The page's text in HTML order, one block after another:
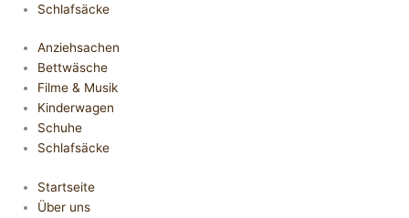
Schlafsäcke
Anziehsachen
Bettwäsche
Filme & Musik
Kinderwagen
Schuhe
Schlafsäcke
Startseite
Über uns